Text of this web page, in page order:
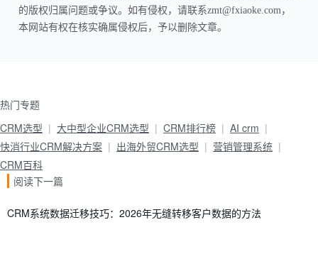
的版权归属问题或争议。如有侵权，请联系zmt@fxiaoke.com，
本网站有权在核实确属侵权后，予以删除文章。
热门专题
CRM选型
大中型企业CRM选型 CRM排行榜
AI crm
快消行业CRM解决方案
出海外贸CRM选型
营销管理系统
CRM百科
阅读下一篇
CRM系统数据迁移技巧：2026年无缝转移客户数据的方法